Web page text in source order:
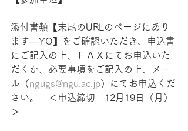
添付書類【末尾のURLのページにあり
ます—YO】をご確認いただき、申込書
にご記入の上、ＦＡＸにてお申込いた
だくか、必要事項をご記入の上、メー
ル（ngugs@ngu.ac.jp）にてお申込くだ
さい。　＜申込締切　12月19日（月）
＞